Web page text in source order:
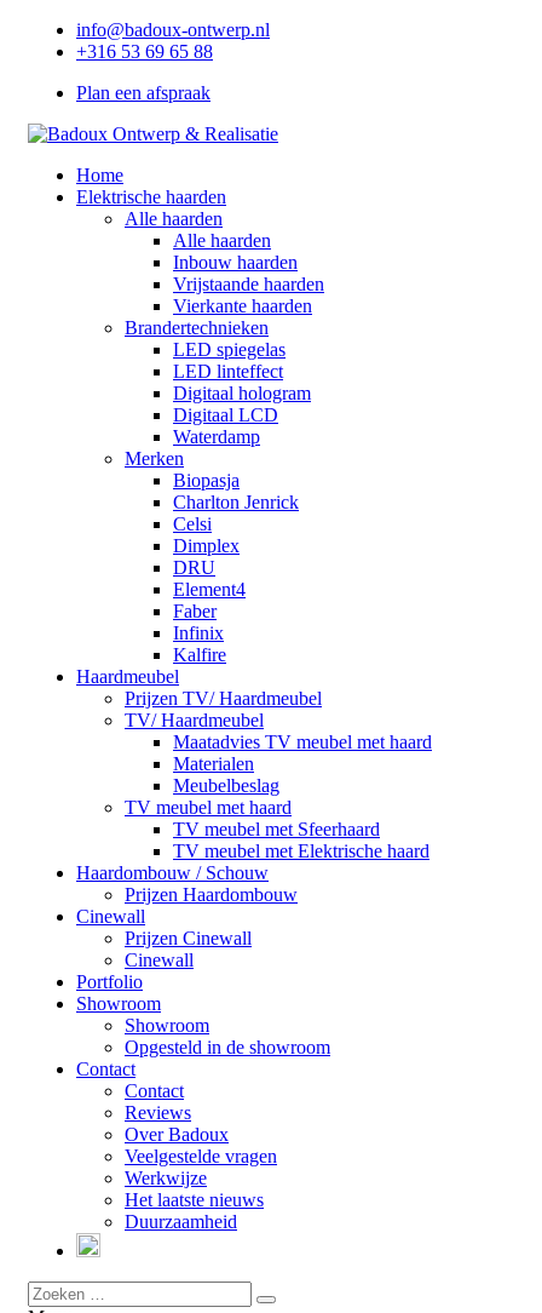
info@badoux-ontwerp.nl
+316 53 69 65 88
Plan een afspraak
Home
Elektrische haarden
Alle haarden
Alle haarden
Inbouw haarden
Vrijstaande haarden
Vierkante haarden
Brandertechnieken
LED spiegelas
LED linteffect
Digitaal hologram
Digitaal LCD
Waterdamp
Merken
Biopasja
Charlton Jenrick
Celsi
Dimplex
DRU
Element4
Faber
Infinix
Kalfire
Haardmeubel
Prijzen TV/ Haardmeubel
TV/ Haardmeubel
Maatadvies TV meubel met haard
Materialen
Meubelbeslag
TV meubel met haard
TV meubel met Sfeerhaard
TV meubel met Elektrische haard
Haardombouw / Schouw
Prijzen Haardombouw
Cinewall
Prijzen Cinewall
Cinewall
Portfolio
Showroom
Showroom
Opgesteld in de showroom
Contact
Contact
Reviews
Over Badoux
Veelgestelde vragen
Werkwijze
Het laatste nieuws
Duurzaamheid